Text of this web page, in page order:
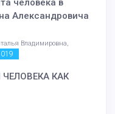
человека в
Александровича
Владимировна,
КАК